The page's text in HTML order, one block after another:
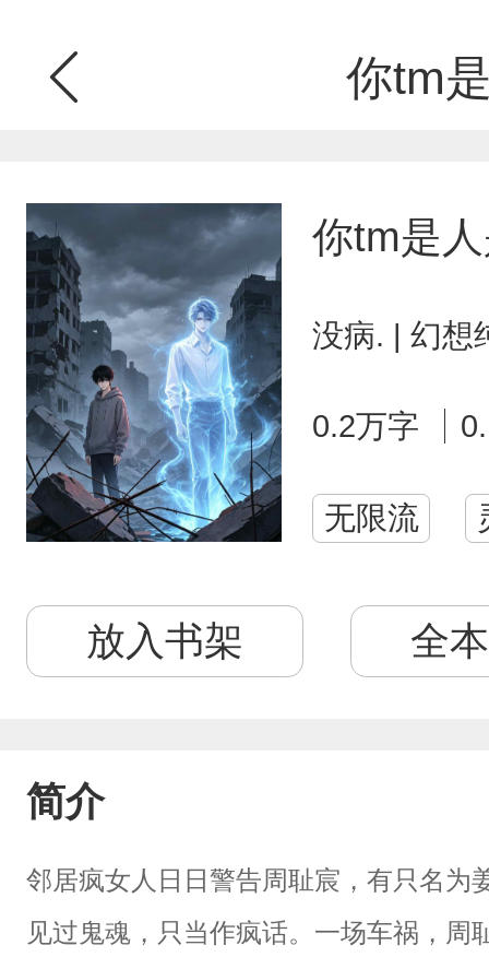
你tm
你tm是
没病. | 幻想
0.2万字
无限流
放入书架 全
简介
邻居疯女人日日警告周耻宸，有只名为
见过鬼魂，只当作疯话。一场车祸，